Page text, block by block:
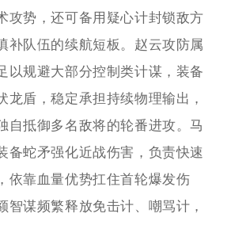
攻势，还可备用疑心计封锁敌方
补队伍的续航短板。赵云攻防属
以规避大部分控制类计谋，装备
龙盾，稳定承担持续物理输出，
自抵御多名敌将的轮番进攻。马
备蛇矛强化近战伤害，负责快速
依靠血量优势扛住首轮爆发伤
智谋频繁释放免击计、嘲骂计，